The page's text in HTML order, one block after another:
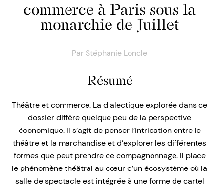
commerce à Paris sous la
monarchie de Juillet
Par Stéphanie Loncle
Résumé
Théâtre et commerce. La dialectique explorée dans ce
dossier diffère quelque peu de la perspective
économique. Il s’agit de penser l’intrication entre le
théâtre et la marchandise et d’explorer les différentes
formes que peut prendre ce compagnonnage. Il place
le phénomène théâtral au cœur d’un écosystème où la
salle de spectacle est intégrée à une forme de cartel